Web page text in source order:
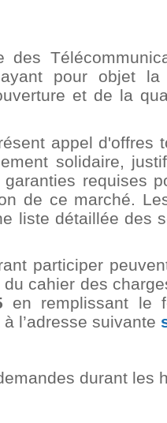
des
pour objet la
et de la
appel d'offres
solidaire,
requises
de ce marché.
liste détaillée des
participer
cahier des
en remplissant le
l’adresse suivante
durant les